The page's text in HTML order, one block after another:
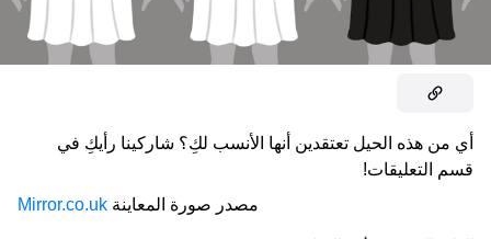
أي من هذه الحيل تعتقدين أنها الأنسب لكِ؟ شاركينا رأيكِ في
قسم التعليقات!
مصدر صورة المعاينة Mirror.co.uk